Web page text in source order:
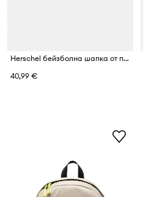
Herschel бейзболна шапка от памук Minecraft Sylas
40,99 €